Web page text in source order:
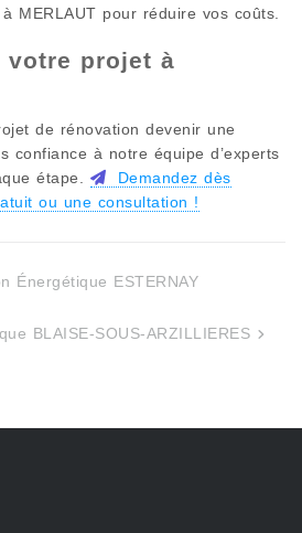
MERLAUT pour réduire vos coûts.
votre projet à
de rénovation devenir une
confiance à notre équipe d’experts
étape.
Demandez dès
ou une consultation !
Énergétique ESTERNAY
BLAISE-SOUS-ARZILLIERES